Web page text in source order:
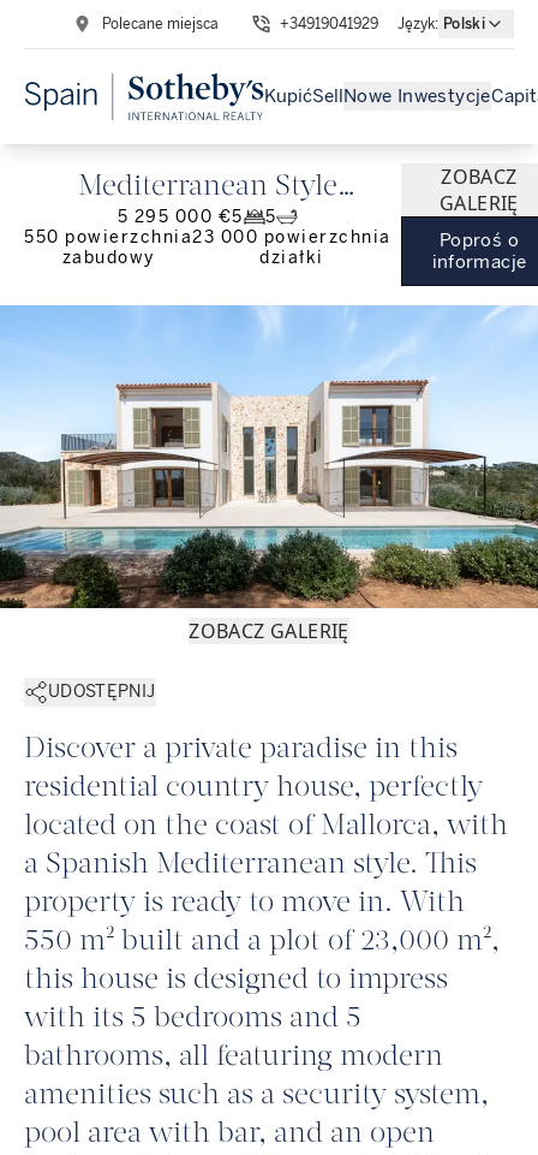
Polecane miejsca +34919041929 Język: Polski
KupićSell Nowe Inwestycje
Mediterranean Style
Country House in Mallorca.
5 295 000 €5
5
550 powierzchnia
zabudowy
23 000 powierzchnia
działki
ZOBACZ
GALERIĘ
Poproś o
informacje
ZOBACZ GALERIĘ
UDOSTĘPNIJ
Discover a private paradise in this
residential country house, perfectly
located on the coast of Mallorca, with
a Spanish Mediterranean style. This
property is ready to move in. With
550 m² built and a plot of 23,000 m²,
this house is designed to impress
with its 5 bedrooms and 5
bathrooms, all featuring modern
amenities such as a security system,
pool area with bar, and an open